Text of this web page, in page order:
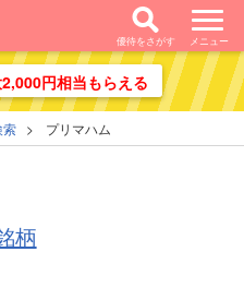
優待をさがす メニュー
円相当もらえる
索 プリマハム
柄